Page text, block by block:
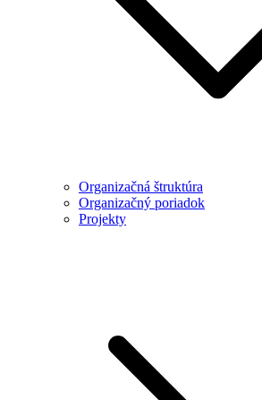
Organizačná štruktúra
Organizačný poriadok
Projekty